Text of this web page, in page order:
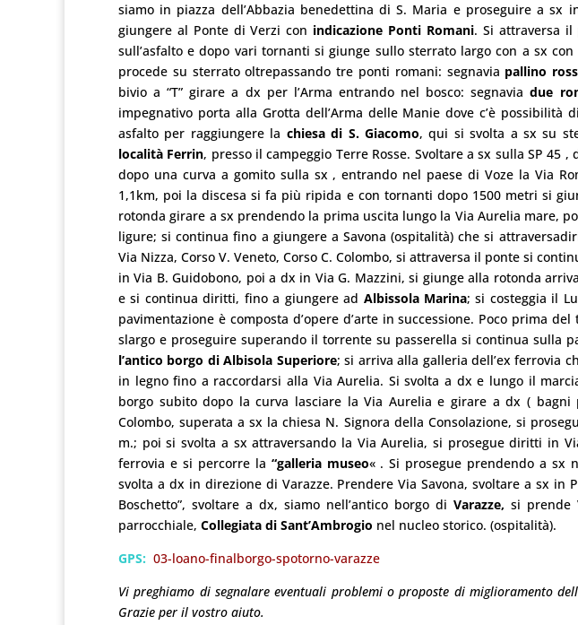
siamo in piazza dell’Abbazia benedettina di S. Maria e proseguire a
giungere al Ponte di Verzi con indicazione Ponti Romani. Si attraversa il
sull’asfalto e dopo vari tornanti si giunge sullo sterrato largo con a sx con
procede su sterrato oltrepassando tre ponti romani: segnavia pallino
bivio a “T” girare a dx per l’Arma entrando nel bosco: segnavia due
impegnativo porta alla Grotta dell’Arma delle Manie dove c’è possibilità
asfalto per raggiungere la chiesa di S. Giacomo, qui si svolta a sx su
località Ferrin, presso il campeggio Terre Rosse. Svoltare a sx sulla SP 45
dopo una curva a gomito sulla sx , entrando nel paese di Voze la Via
1,1km, poi la discesa si fa più ripida e con tornanti dopo 1500 metri si
rotonda girare a sx prendendo la prima uscita lungo la Via Aurelia mare,
ligure; si continua fino a giungere a Savona (ospitalità) che si
Via Nizza, Corso V. Veneto, Corso C. Colombo, si attraversa il ponte si
in Via B. Guidobono, poi a dx in Via G. Mazzini, si giunge alla rotonda
e si continua diritti, fino a giungere ad Albissola Marina; si costeggia il
pavimentazione è composta d’opere d’arte in successione. Poco prima
slargo e proseguire superando il torrente su passerella si continua sulla
l’antico borgo di Albisola Superiore; si arriva alla galleria dell’ex ferrovia
in legno fino a raccordarsi alla Via Aurelia. Si svolta a dx e lungo il
borgo subito dopo la curva lasciare la Via Aurelia e girare a dx (
Colombo, superata a sx la chiesa N. Signora della Consolazione, si
m.; poi si svolta a sx attraversando la Via Aurelia, si prosegue diritti in
ferrovia e si percorre la “galleria museo« . Si prosegue prendendo a sx
svolta a dx in direzione di Varazze. Prendere Via Savona, svoltare a sx in
Boschetto”, svoltare a dx, siamo nell’antico borgo di Varazze, si prende
parrocchiale, Collegiata di Sant’Ambrogio nel nucleo storico. (ospitalità).
GPS: 03-loano-finalborgo-spotorno-varazze
Vi preghiamo di segnalare eventuali problemi o proposte di miglioramento
Grazie per il vostro aiuto.